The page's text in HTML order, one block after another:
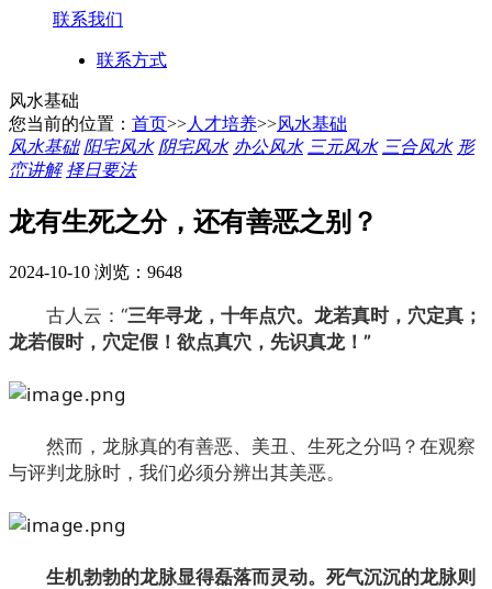
联系我们
联系方式
风水基础
您当前的位置： 首页>>人才培养>>风水基础
风水基础 阳宅风水 阴宅风水 办公风水 三元风水 三合风水 形
峦讲解 择日要法
龙有生死之分，还有善恶之别？
2024-10-10 浏览：9648
古人云：“三年寻龙，十年点穴。龙若真时，穴定真；
龙若假时，穴定假！欲点真穴，先识真龙！”
然而，龙脉真的有善恶、美丑、生死之分吗？ 在观察
与评判龙脉时，我们必须分辨出其美恶。
生机勃勃的龙脉显得磊落而灵动。死气沉沉的龙脉则